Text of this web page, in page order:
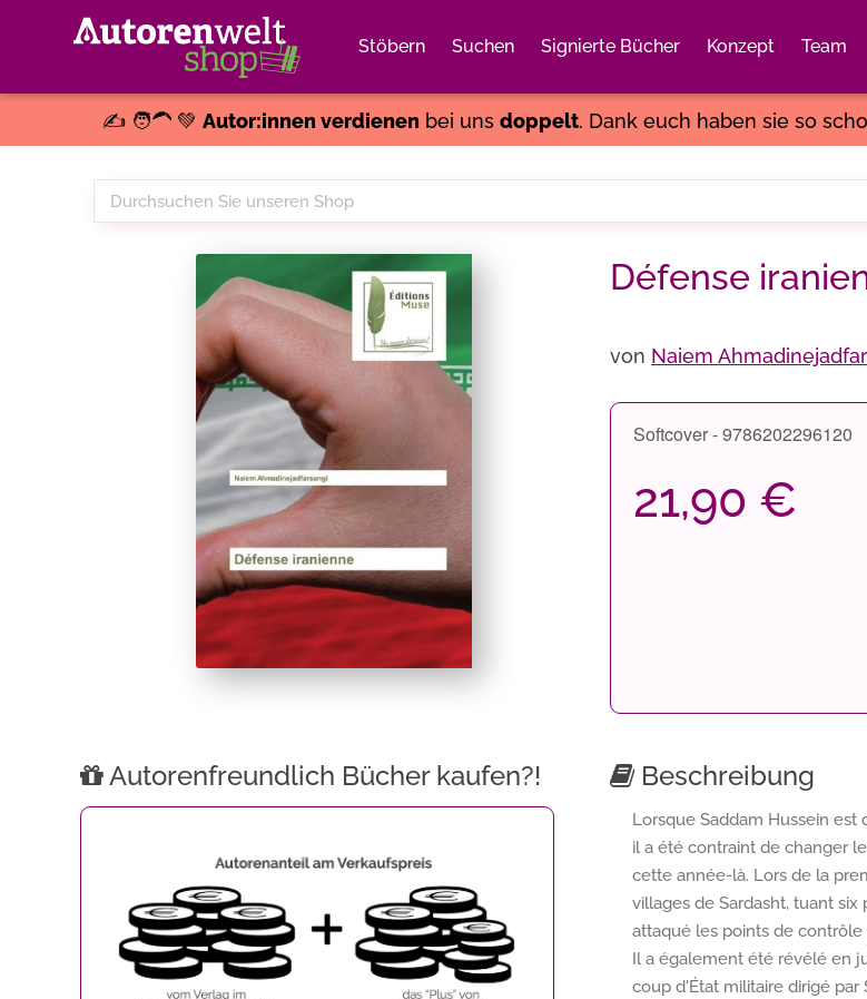
Stöbern Suchen Signierte Bücher Konzept Team
✍️ 🧑‍🦱 💚 Autor:innen verdienenbei uns doppelt. Dank euch haben sie so
Durchsuchen
Sie
Défense
von Naiem
Softcover - 9786202296120
21,90 €
Autorenfreundlich Bücher kaufen?! Beschreibung
Lorsque Saddam Hussein est
il a été contraint de changer
cette année-là. Lors de la
villages de Sardasht, tuant
attaqué les points de contrôle
Il a également été révélé en
coup d'État militaire dirigé par